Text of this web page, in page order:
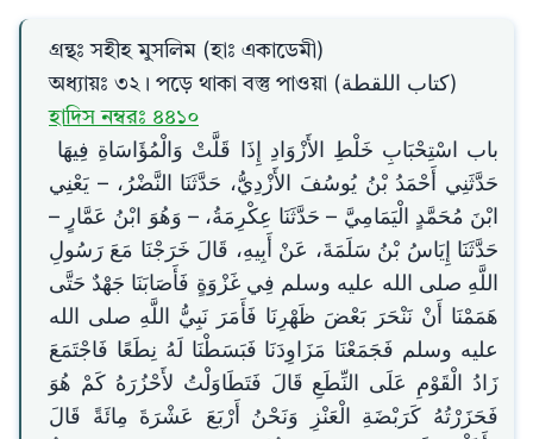
গ্রন্থঃ সহীহ মুসলিম (হাঃ একাডেমী)
অধ্যায়ঃ ৩২। পড়ে থাকা বস্তু পাওয়া (كتاب اللقطة)
হাদিস নম্বরঃ ৪৪১০
باب اسْتِحْبَابِ خَلْطِ الأَزْوَادِ إِذَا قَلَّتْ وَالْمُؤَاسَاةِ فِيهَا ‏‏
حَدَّثَنِي أَحْمَدُ بْنُ يُوسُفَ الأَزْدِيُّ، حَدَّثَنَا النَّضْرُ، – يَعْنِي
ابْنَ مُحَمَّدٍ الْيَمَامِيَّ – حَدَّثَنَا عِكْرِمَةُ، – وَهُوَ ابْنُ عَمَّارٍ –
حَدَّثَنَا إِيَاسُ بْنُ سَلَمَةَ، عَنْ أَبِيهِ، قَالَ خَرَجْنَا مَعَ رَسُولِ
اللَّهِ صلى الله عليه وسلم فِي غَزْوَةٍ فَأَصَابَنَا جَهْدٌ حَتَّى
هَمَمْنَا أَنْ نَنْحَرَ بَعْضَ ظَهْرِنَا فَأَمَرَ نَبِيُّ اللَّهِ صلى الله
عليه وسلم فَجَمَعْنَا مَزَاوِدَنَا فَبَسَطْنَا لَهُ نِطَعًا فَاجْتَمَعَ
زَادُ الْقَوْمِ عَلَى النِّطَعِ قَالَ فَتَطَاوَلْتُ لأَحْزُرَهُ كَمْ هُوَ
فَحَزَرْتُهُ كَرَبْضَةِ الْعَنْزِ وَنَحْنُ أَرْبَعَ عَشْرَةَ مِائَةً قَالَ